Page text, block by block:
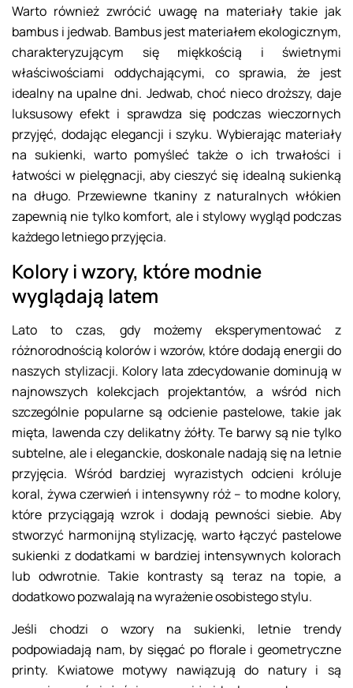
Warto również zwrócić uwagę na materiały takie jak
bambus i jedwab. Bambus jest materiałem ekologicznym,
charakteryzującym się miękkością i świetnymi
właściwościami oddychającymi, co sprawia, że jest
idealny na upalne dni. Jedwab, choć nieco droższy, daje
luksusowy efekt i sprawdza się podczas wieczornych
przyjęć, dodając elegancji i szyku. Wybierając materiały
na sukienki, warto pomyśleć także o ich trwałości i
łatwości w pielęgnacji, aby cieszyć się idealną sukienką
na długo. Przewiewne tkaniny z naturalnych włókien
zapewnią nie tylko komfort, ale i stylowy wygląd podczas
każdego letniego przyjęcia.
Kolory i wzory, które modnie
wyglądają latem
Lato to czas, gdy możemy eksperymentować z
różnorodnością kolorów i wzorów, które dodają energii do
naszych stylizacji. Kolory lata zdecydowanie dominują w
najnowszych kolekcjach projektantów, a wśród nich
szczególnie popularne są odcienie pastelowe, takie jak
mięta, lawenda czy delikatny żółty. Te barwy są nie tylko
subtelne, ale i eleganckie, doskonale nadają się na letnie
przyjęcia. Wśród bardziej wyrazistych odcieni króluje
koral, żywa czerwień i intensywny róż – to modne kolory,
które przyciągają wzrok i dodają pewności siebie. Aby
stworzyć harmonijną stylizację, warto łączyć pastelowe
sukienki z dodatkami w bardziej intensywnych kolorach
lub odwrotnie. Takie kontrasty są teraz na topie, a
dodatkowo pozwalają na wyrażenie osobistego stylu.
Jeśli chodzi o wzory na sukienki, letnie trendy
podpowiadają nam, by sięgać po florale i geometryczne
printy. Kwiatowe motywy nawiązują do natury i są